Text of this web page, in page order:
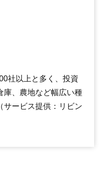
社以上と多く、投資
庫、農地など幅広い種
サービス提供：リビン